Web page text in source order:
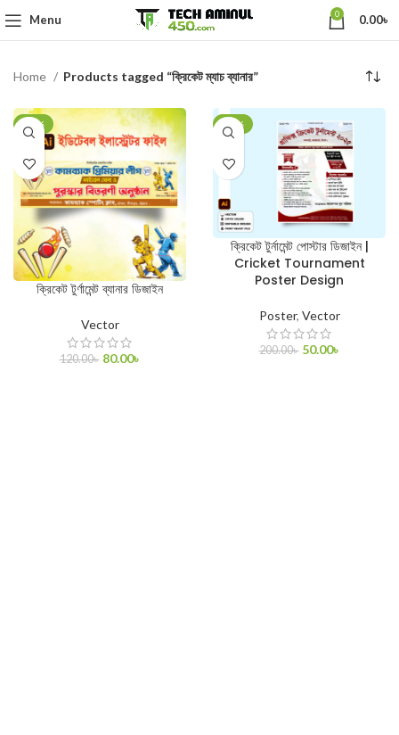
Menu 0 0.00৳
Home Products tagged “ক্রিকেট ম্যাচ ব্যানার”
-33%
ক্রিকেট টুর্ণামেন্ট ব্যানার ডিজাইন
Vector
120.00৳ 80.00৳
-75%
ক্রিকেট টুর্নামেন্ট পোস্টার ডিজাইন |
Cricket Tournament
Poster Design
Poster, Vector
200.00৳ 50.00৳